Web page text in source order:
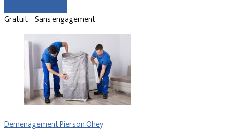
Gratuit – Sans engagement
Demenagement Pierson Ohey